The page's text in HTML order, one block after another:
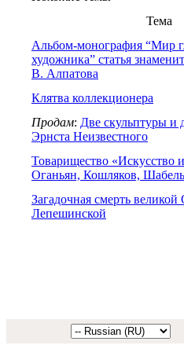
Тема
Альбом-монография “Мир
художника” статья
В. Алпатова
Клятва коллекционера
Продам: Две скульптуры и
Эрнста Неизвестного
Товарищество «Искусство
Оганьян, Кошляков,
Загадочная смерть великой
Лепешинской